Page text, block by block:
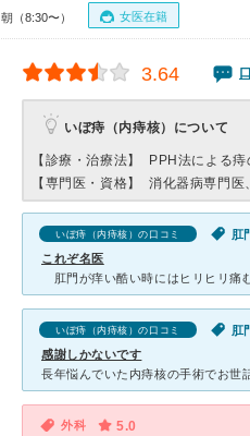
朝（8:30〜） 女医在籍
3.64
いぼ痔（内痔核）について
【診療・治療法】
PPH法による痔
【専門医・資格】
消化器病専門医
いぼ痔（内痔核）の口コミ
これぞ名医
いぼ痔（内痔核）の口コミ
感謝しかないです
外科 5.0